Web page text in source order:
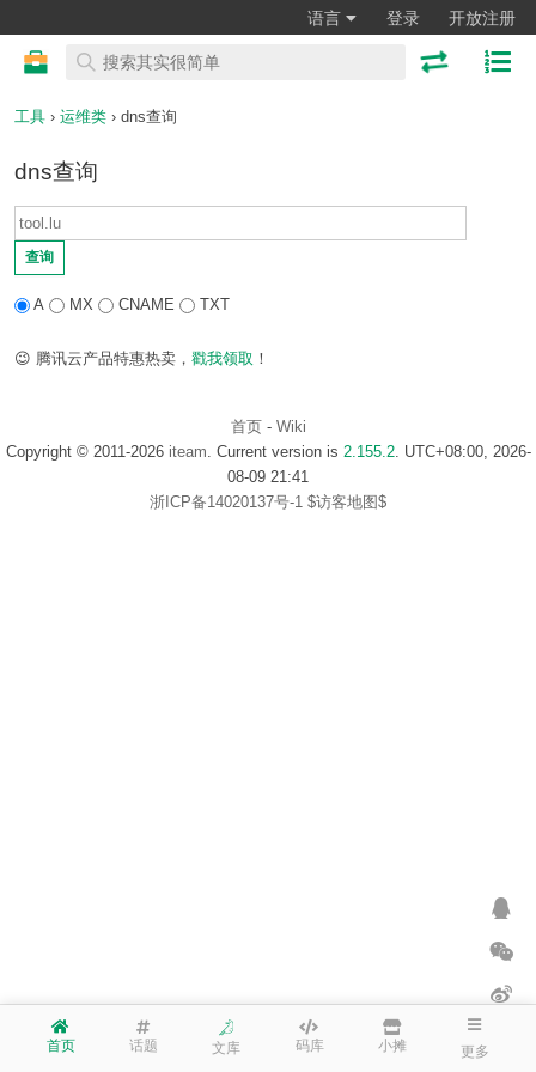
语言 登录 开放注册
首页 话题 文库 码库 小摊 更多
工具 › 运维类 › dns查询
dns查询
查询
A MX CNAME TXT
😉 腾讯云产品特惠热卖， 戳我领取 ！
首页- Wiki
Copyright © 2011-2026 iteam . Current version is 2.155.2. UTC+08:00, 2026-
08-09 21:41
浙ICP备14020137号-1 $访客地图$